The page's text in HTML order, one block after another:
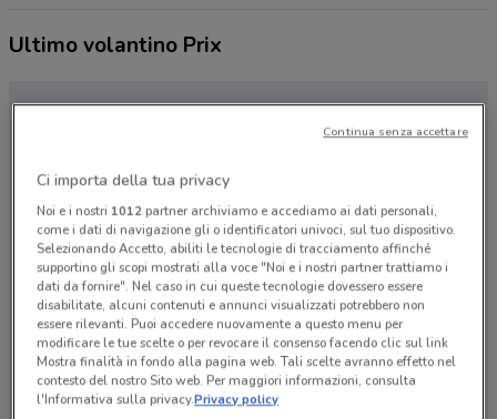
Ultimo volantino Prix
Ci dispiace, al momento non abbiamo pubblicato
volantini nella tua zona. Riprova più tardi.
Ci importa della tua privacy
Noi e i nostri 1012partner archiviamo e accediamo ai dati personali,
come i dati di navigazione gli o identificatori univoci, sul tuo dispositivo.
Selezionando Accetto, abiliti le tecnologie di tracciamento affinché
supportino gli scopi mostrati alla voce "Noi e i nostri partner trattiamo i
dati da fornire". Nel caso in cui queste tecnologie dovessero essere
disabilitate, alcuni contenuti e annunci visualizzati potrebbero non
essere rilevanti. Puoi accedere nuovamente a questo menu per
modificare le tue scelte o per revocare il consenso facendo clic sul link
Mostra finalità in fondo alla pagina web. Tali scelte avranno effetto nel
contesto del nostro Sito web. Per maggiori informazioni, consulta
l'Informativa sulla privacy.Privacy policy
Continua senza accettare